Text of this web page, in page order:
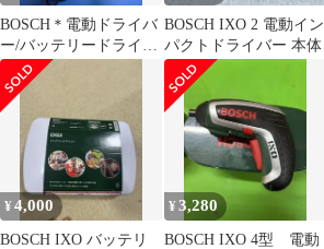
BOSCH＊電動ドライバ
ー/バッテリードライバ
ー/IXO型
BOSCH IXO 2 電動イン
パクトドライバー 本体
¥4,000
BOSCH IXO バッテリ
¥3,280
BOSCH IXO 4型 電動